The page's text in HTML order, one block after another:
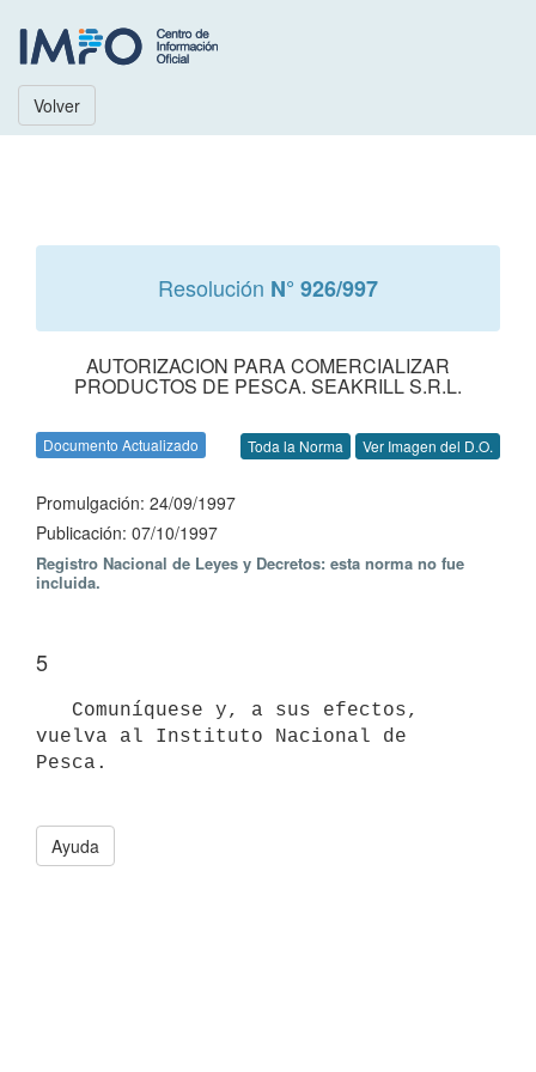
Volver
Resolución N° 926/997
AUTORIZACION PARA COMERCIALIZAR
PRODUCTOS DE PESCA. SEAKRILL S.R.L.
Documento Actualizado Toda la Norma Ver Imagen del D.O.
Promulgación: 24/09/1997
Publicación: 07/10/1997
Registro Nacional de Leyes y Decretos: esta norma no fue
incluida.
5
vuelva al Instituto Nacional de
Pesca.
Ayuda